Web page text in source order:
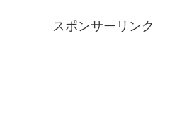
スポンサーリンク